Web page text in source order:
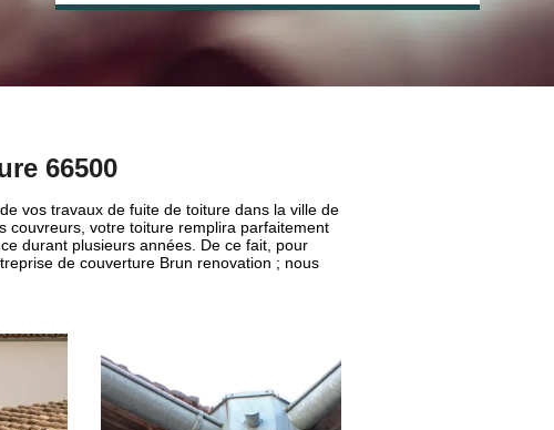
66500
vos travaux de fuite de toiture dans la ville de
couvreurs, votre toiture remplira parfaitement
durant plusieurs années. De ce fait, pour
de couverture Brun renovation ; nous